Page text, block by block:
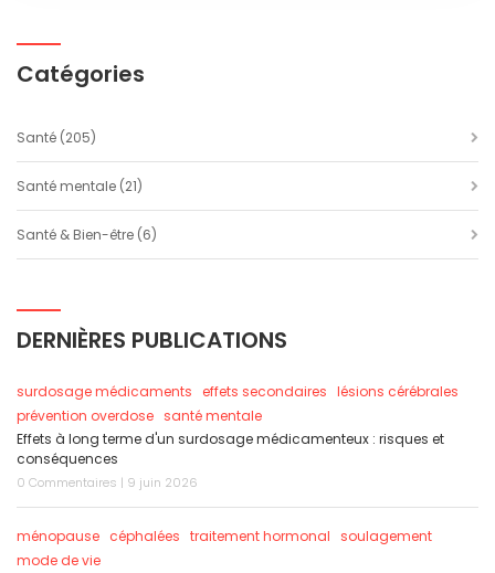
Catégories
Santé (205)
Santé mentale (21)
Santé & Bien-être (6)
DERNIÈRES PUBLICATIONS
surdosage médicaments effets secondaires lésions cérébrales
prévention overdose santé mentale
Effets à long terme d'un surdosage médicamenteux : risques et
conséquences
0 Commentaires | 9 juin 2026
ménopause céphalées traitement hormonal soulagement
mode de vie